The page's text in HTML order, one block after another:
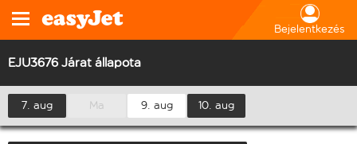
Bejelentkezés
EJU3676 Járat állapota
7. aug Ma 9. aug 10. aug